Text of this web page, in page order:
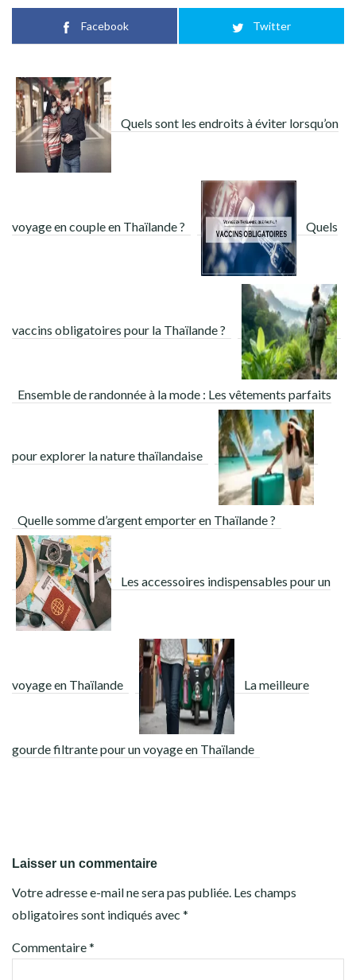
Facebook Twitter
Quels sont les endroits à éviter lorsqu’on
voyage en couple en Thaïlande ? Quels
vaccins obligatoires pour la Thaïlande ?
Ensemble de randonnée à la mode : Les vêtements parfaits
pour explorer la nature thaïlandaise
Quelle somme d’argent emporter en Thaïlande ?
Les accessoires indispensables pour un
voyage en Thaïlande La meilleure
gourde filtrante pour un voyage en Thaïlande
Laisser un commentaire
Votre adresse e-mail ne sera pas publiée. Les champs
obligatoires sont indiqués avec *
Commentaire*